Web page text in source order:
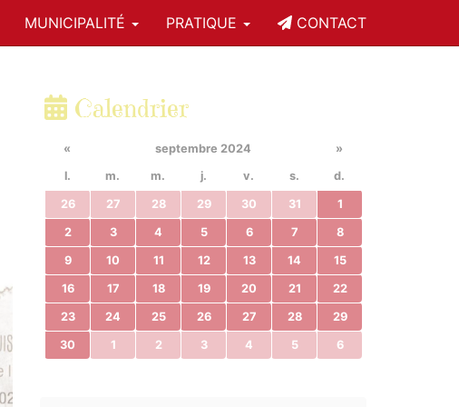
MUNICIPALITÉ PRATIQUE CONTACT
Calendrier
« septembre 2024
»
l.
m. m. j. v. s. d.
26 27 28 29 30 31 1
2 3 4 5 6 7 8
9 10 11 12 13 14 15
16 17 18 19 20 21 22
23 24 25 26 27 28 29
30 1 2 3 4 5 6